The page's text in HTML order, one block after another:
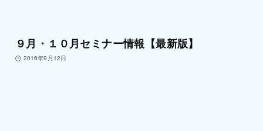
９月・１０月セミナー情報【最新版】
2016年9月12日